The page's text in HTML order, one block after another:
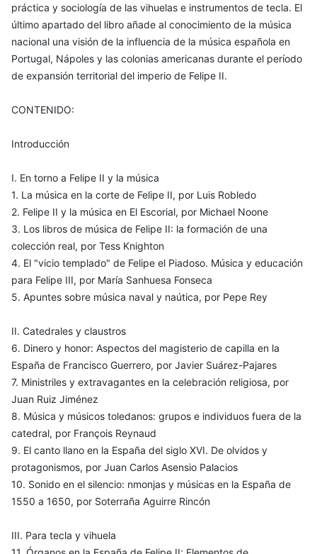
práctica y sociología de las vihuelas e instrumentos de tecla. El
último apartado del libro añade al conocimiento de la música
nacional una visión de la influencia de la música española en
Portugal, Nápoles y las colonias americanas durante el período
de expansión territorial del imperio de Felipe II.
CONTENIDO:
Introducción
I. En torno a Felipe II y la música
1. La música en la corte de Felipe II, por Luis Robledo
2. Felipe II y la música en El Escorial, por Michael Noone
3. Los libros de música de Felipe II: la formación de una
colección real, por Tess Knighton
4. El "vicio templado" de Felipe el Piadoso. Música y educación
para Felipe III, por María Sanhuesa Fonseca
5. Apuntes sobre música naval y naútica, por Pepe Rey
II. Catedrales y claustros
6. Dinero y honor: Aspectos del magisterio de capilla en la
España de Francisco Guerrero, por Javier Suárez-Pajares
7. Ministriles y extravagantes en la celebración religiosa, por
Juan Ruiz Jiménez
8. Música y músicos toledanos: grupos e individuos fuera de la
catedral, por François Reynaud
9. El canto llano en la España del siglo XVI. De olvidos y
protagonismos, por Juan Carlos Asensio Palacios
10. Sonido en el silencio: nmonjas y músicas en la España de
1550 a 1650, por Soterraña Aguirre Rincón
III. Para tecla y vihuela